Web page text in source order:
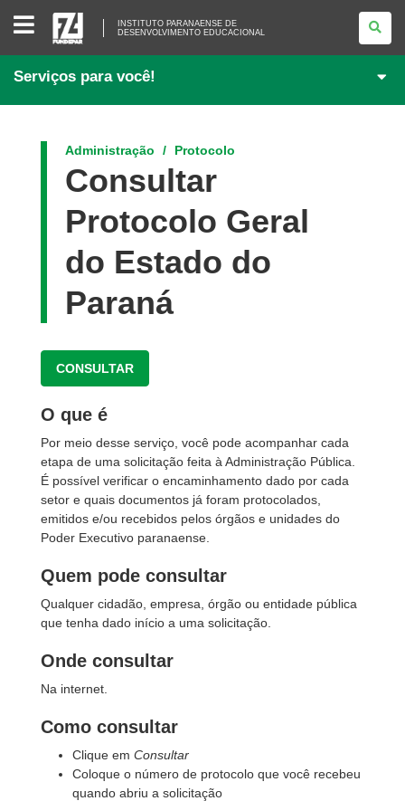
INSTITUTO
PARANAENSE
DE
<BR>DESENVOLVIMENTO
INSTITUTO PARANAENSE DE
DESENVOLVIMENTO EDUCACIONAL
Serviços para você!
Administração Protocolo
Consultar
Protocolo Geral
do Estado do
Paraná
CONSULTAR
O que é
Por meio desse serviço, você pode acompanhar cada
etapa de uma solicitação feita à Administração Pública.
É possível verificar o encaminhamento dado por cada
setor e quais documentos já foram protocolados,
emitidos e/ou recebidos pelos órgãos e unidades do
Poder Executivo paranaense.
Quem pode consultar
Qualquer cidadão, empresa, órgão ou entidade pública
que tenha dado início a uma solicitação.
Onde consultar
Na internet.
Como consultar
Clique em Consultar
Coloque o número de protocolo que você recebeu
quando abriu a solicitação